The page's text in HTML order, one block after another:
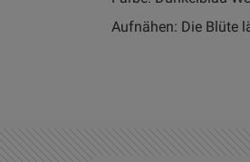
Aufnähen: Die Blüte